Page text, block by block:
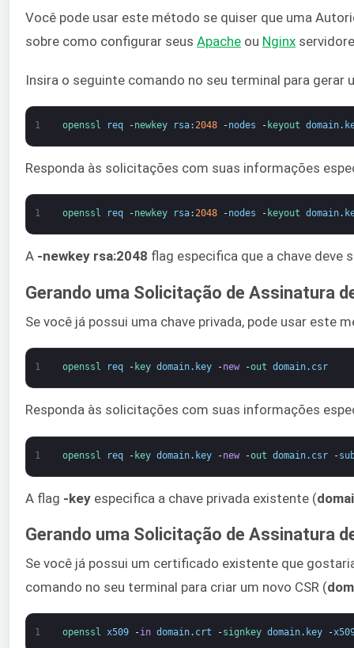
Você pode usar este método se quiser que uma
sobre como configurar seus Apache ou Nginx
Insira o seguinte comando no seu terminal para gerar
1 openssl req -newkey rsa:2048 -nodes - keyout domain.
Responda às solicitações com suas informações
1 openssl req -newkey rsa:2048 -nodes - keyout domain.
A -newkey rsa:2048 flag especifica que a chave deve
Gerando uma Solicitação de Assinatura
Se você já possui uma chave privada, pode usar este
1 openssl req - key domain. key -new -out domain. csr
Responda às solicitações com suas informações
1 openssl req - key domain. key -new -out domain. csr -
A flag -key especifica a chave privada existente (
Gerando uma Solicitação de Assinatura
Se você já possui um certificado existente que
comando no seu terminal para criar um novo CSR (
1 openssl x509 -in domain. crt -signkey domain. key -